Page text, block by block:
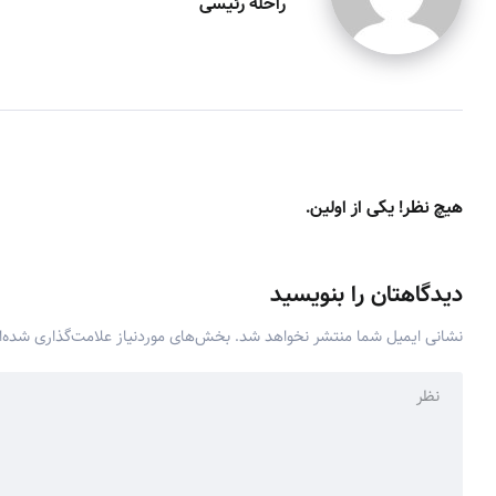
هیچ نظر! یکی از اولین.
دیدگاهتان را بنویسید
نشانی ایمیل شما منتشر نخواهد شد. بخش‌های موردنیاز علامت‌گذاری